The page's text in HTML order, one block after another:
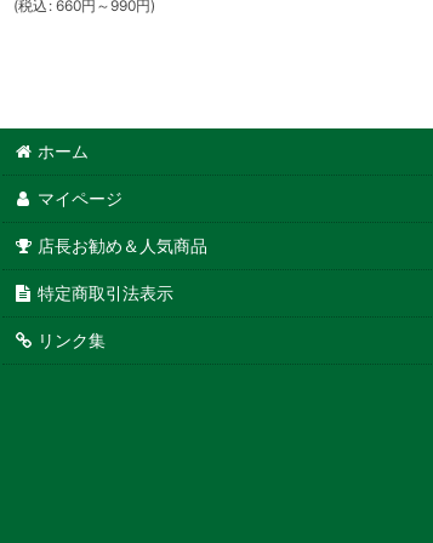
(税込 : 660円 ～990円)
ホーム
マイページ
店長お勧め＆人気商品
特定商取引法表示
リンク集